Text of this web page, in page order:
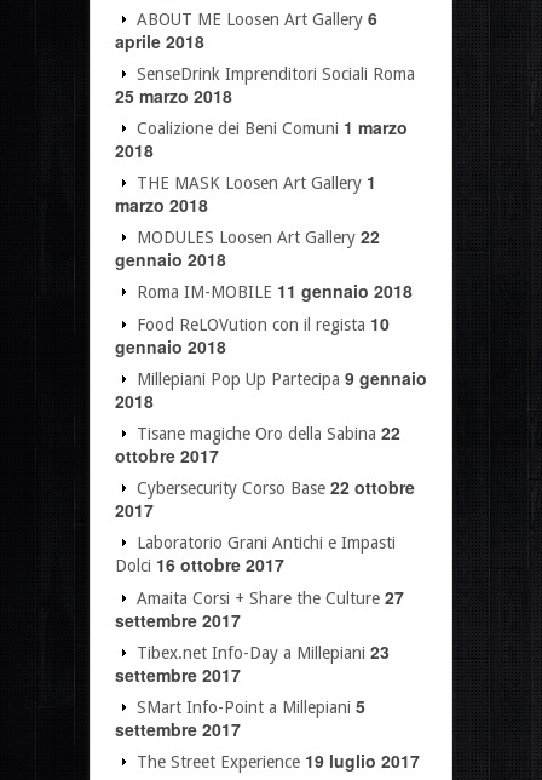
ABOUT ME Loosen Art Gallery 6
aprile 2018
SenseDrink Imprenditori Sociali Roma
25 marzo 2018
Coalizione dei Beni Comuni 1 marzo
2018
THE MASK Loosen Art Gallery 1
marzo 2018
MODULES Loosen Art Gallery 22
gennaio 2018
Roma IM-MOBILE 11 gennaio 2018
Food ReLOVution con il regista 10
gennaio 2018
Millepiani Pop Up Partecipa 9 gennaio
2018
Tisane magiche Oro della Sabina 22
ottobre 2017
Cybersecurity Corso Base 22 ottobre
2017
Laboratorio Grani Antichi e Impasti
Dolci 16 ottobre 2017
Amaita Corsi + Share the Culture 27
settembre 2017
Tibex.net Info-Day a Millepiani 23
settembre 2017
SMart Info-Point a Millepiani 5
settembre 2017
The Street Experience 19 luglio 2017